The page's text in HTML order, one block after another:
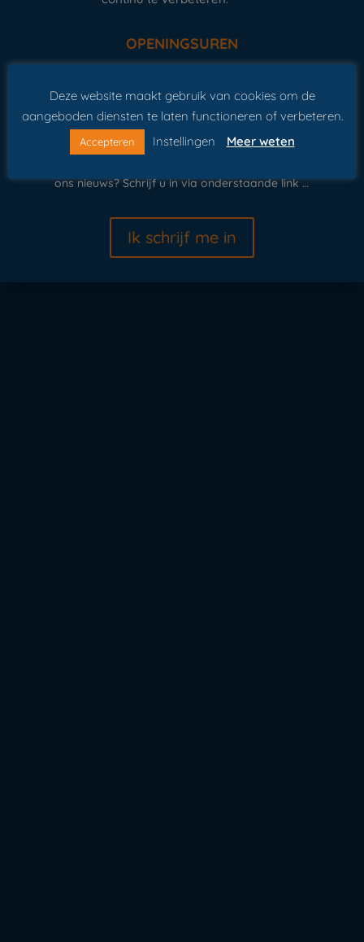
OPENINGSUREN
Elke dag van 9 tot 17 uur.
Gesloten op 01/01 en 25/12
OP DE HOOGTE BLIJVEN
ons nieuws? Schrijf u in via onderstaande link …
Ik schrijf me in
Deze website maakt gebruik van cookies om de
aangeboden diensten te laten functioneren of verbeteren.
Accepteren Instellingen Meer weten